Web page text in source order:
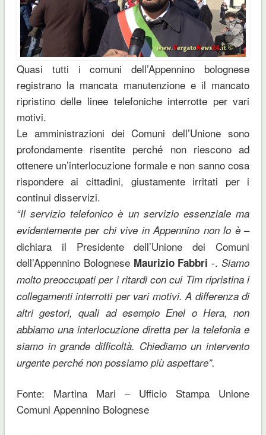
Quasi tutti i comuni dell’Appennino bolognese
registrano la mancata manutenzione e il mancato
ripristino delle linee telefoniche interrotte per vari
motivi.
Le amministrazioni dei Comuni dell’Unione sono
profondamente risentite perché non riescono ad
ottenere un’interlocuzione formale e non sanno cosa
rispondere ai cittadini, giustamente irritati per i
continui disservizi.
“Il servizio telefonico è un servizio essenziale ma
evidentemente per chi vive in Appennino non lo è–
dichiara il Presidente dell’Unione dei Comuni
dell’Appennino Bolognese Maurizio Fabbri -. Siamo
molto preoccupati per i ritardi con cui Tim ripristina i
collegamenti interrotti per vari motivi. A differenza di
altri gestori, quali ad esempio Enel o Hera, non
abbiamo una interlocuzione diretta per la telefonia e
siamo in grande difficoltà. Chiediamo un intervento
urgente perché non possiamo più aspettare”.
Fonte: Martina Mari – Ufficio Stampa Unione
Comuni Appennino Bolognese